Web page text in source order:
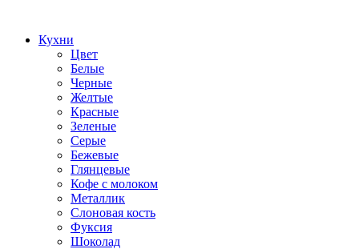
Кухни
Цвет
Белые
Черные
Желтые
Красные
Зеленые
Серые
Бежевые
Глянцевые
Кофе с молоком
Металлик
Слоновая кость
Фуксия
Шоколад